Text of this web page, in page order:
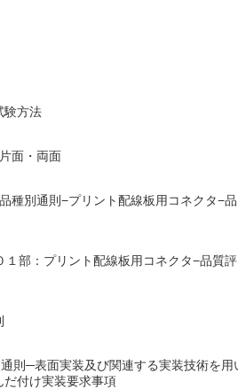
験方法
面・両面
種別通則−プリント配線板用コネクタ−品
１部：プリント配線板用コネクタ−品質評
則─表面実装及び関連する実装技術を用
だ付け実装要求事項